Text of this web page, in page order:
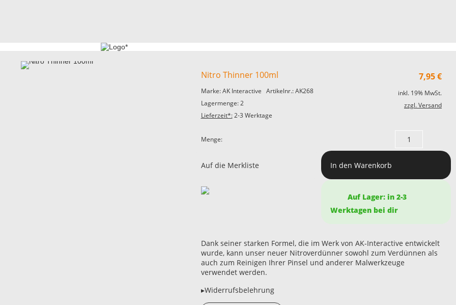
7,95€
Nitro Thinner 100ml
Marke: AK Interactive Artikelnr.: AK268
Lagermenge: 2
Lieferzeit*:2-3 Werktage
inkl. 19% MwSt.
zzgl. Versand
Menge:
Auf die Merkliste In den Warenkorb
Auf Lager: in 2-3
Werktagen bei dir
Dank seiner starken Formel, die im Werk von AK-Interactive entwickelt
wurde, kann unser neuer Nitroverdünner sowohl zum Verdünnen als
auch zum Reinigen Ihrer Pinsel und anderer Malwerkzeuge
verwendet werden.
▸Widerrufsbelehrung